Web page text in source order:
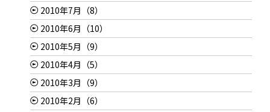
2010年7月（8）
2010年6月（10）
2010年5月（9）
2010年4月（5）
2010年3月（9）
2010年2月（6）